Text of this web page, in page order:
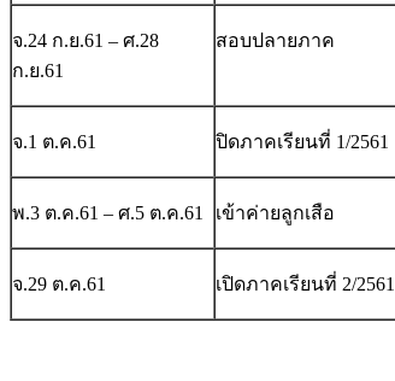
จ.24 ก.ย.61 – ศ.28
ก.ย.61
สอบปลายภาค
จ.1 ต.ค.61 ปิดภาคเรียนที่ 1/2561
พ.3 ต.ค.61 – ศ.5 ต.ค.61 เข้าค่ายลูกเสือ
จ.29 ต.ค.61 เปิดภาคเรียนที่ 2/2561